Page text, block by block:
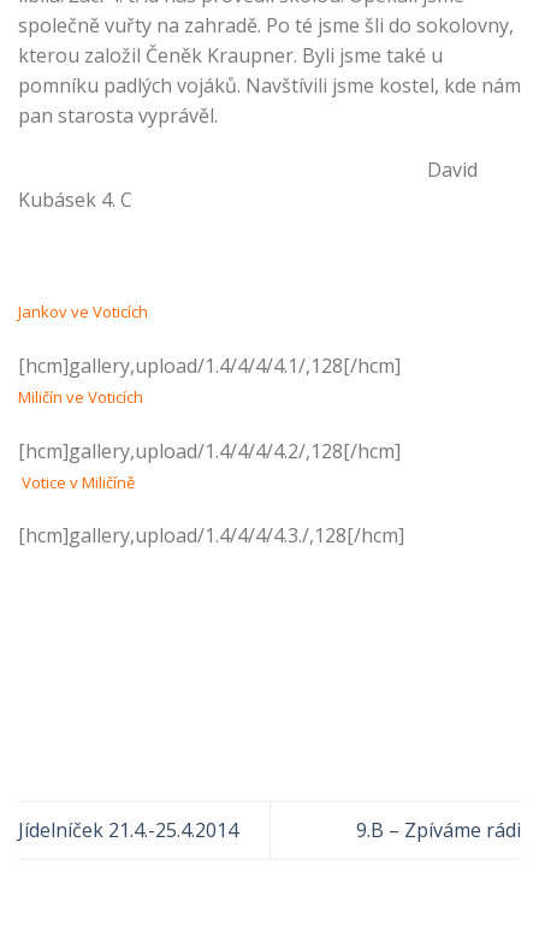
společně vuřty na zahradě. Po té jsme šli do sokolovny,
kterou založil Čeněk Kraupner. Byli jsme také u
pomníku padlých vojáků. Navštívili jsme kostel, kde nám
pan starosta vyprávěl.
David
Kubásek 4. C
Jankov ve Voticích
[hcm]gallery,upload/1.4/4/4/4.1/,128[/hcm]
Miličín ve Voticích
[hcm]gallery,upload/1.4/4/4/4.2/,128[/hcm]
Votice v Miličíně
[hcm]gallery,upload/1.4/4/4/4.3./,128[/hcm]
Jídelníček 21.4.-25.4.2014 9.B – Zpíváme rádi